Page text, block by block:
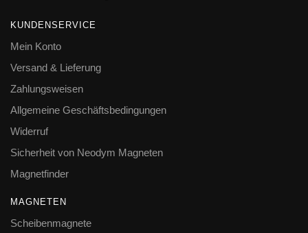
KUNDENSERVICE
Mein Konto
Versand & Lieferung
Zahlungsweisen
Allgemeine Geschäftsbedingungen
Widerruf
Sicherheit von Neodym Magneten
Magnetfinder
MAGNETEN
Scheibenmagnete